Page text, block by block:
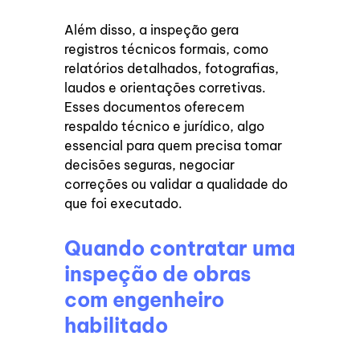
Além disso, a inspeção gera
registros técnicos formais, como
relatórios detalhados, fotografias,
laudos e orientações corretivas.
Esses documentos oferecem
respaldo técnico e jurídico, algo
essencial para quem precisa tomar
decisões seguras, negociar
correções ou validar a qualidade do
que foi executado.
Quando contratar uma
inspeção de obras
com engenheiro
habilitado